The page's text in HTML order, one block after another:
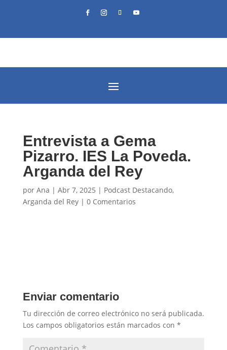
Entrevista a Gema
Pizarro. IES La Poveda.
Arganda del Rey
por Ana | Abr 7, 2025 | Podcast Destacando,
Arganda del Rey| 0 Comentarios
Enviar comentario
Tu dirección de correo electrónico no será publicada.
Los campos obligatorios están marcados con *